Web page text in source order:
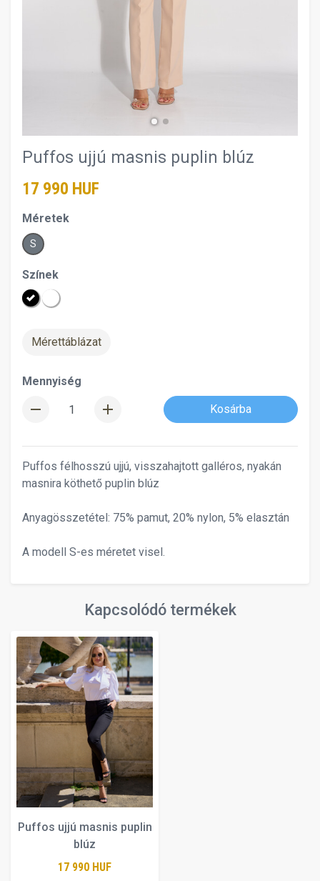
Puffos ujjú masnis puplin blúz
17 990 HUF
Méretek
S
Színek
Mérettáblázat
Mennyiség
remove add Kosárba
Puffos félhosszú ujjú, visszahajtott galléros, nyakán
masnira köthető puplin blúz
Anyagösszetétel: 75% pamut, 20% nylon, 5% elasztán
A modell S-es méretet visel.
Kapcsolódó termékek
Puffos ujjú masnis puplin
blúz
17 990 HUF